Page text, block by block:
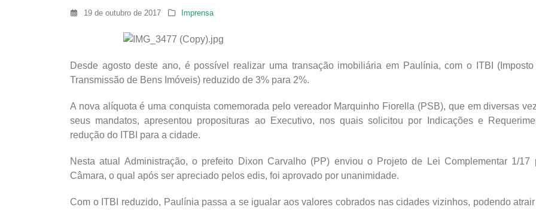
19 de outubro de 2017 Imprensa
Desde agosto deste ano, é possível realizar uma transação imobiliária em Paulínia, com o ITBI (Imposto
Transmissão de Bens Imóveis) reduzido de 3% para 2%.
A nova alíquota é uma conquista comemorada pelo vereador Marquinho Fiorella (PSB), que em diversas
seus mandatos, apresentou proposituras ao Executivo, nos quais solicitou por Indicações e
redução do ITBI para a cidade.
Nesta atual Administração, o prefeito Dixon Carvalho (PP) enviou o Projeto de Lei Complementar 1/17
Câmara, o qual após ser apreciado pelos edis, foi aprovado por unanimidade.
Com o ITBI reduzido, Paulínia passa a se igualar aos valores cobrados nas cidades vizinhos, podendo